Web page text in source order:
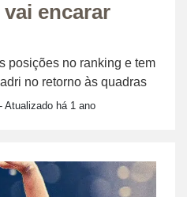
encarar
posições no ranking e tem
no retorno às quadras
- Atualizado há 1 ano